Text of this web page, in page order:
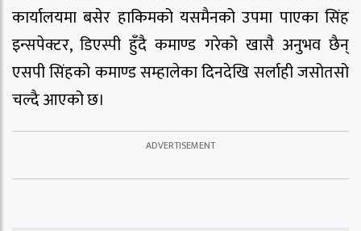
कार्यालयमा बसेर हाकिमको यसमैनको उपमा पाएका सिंह
इन्सपेक्टर, डिएस्पी हुँदै कमाण्ड गरेको खासै अनुभव छैन्
एसपी सिंहको कमाण्ड सम्हालेका दिनदेखि सर्लाही जसोतसो
चल्दै आएको छ।